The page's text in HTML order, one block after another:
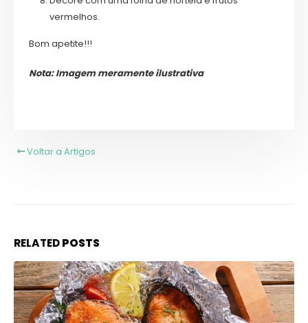
vermelhos.
Bom apetite!!!
Nota: Imagem meramente ilustrativa
Voltar a Artigos
RELATEDPOSTS